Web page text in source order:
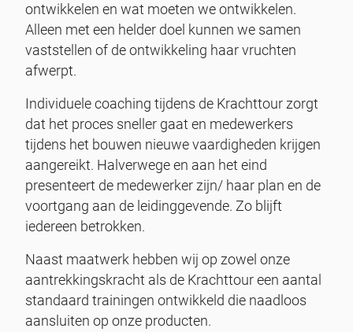
ontwikkelen en wat moeten we ontwikkelen.
Alleen met een helder doel kunnen we samen
vaststellen of de ontwikkeling haar vruchten
afwerpt.
Individuele coaching tijdens de Krachttour zorgt
dat het proces sneller gaat en medewerkers
tijdens het bouwen nieuwe vaardigheden krijgen
aangereikt. Halverwege en aan het eind
presenteert de medewerker zijn/ haar plan en de
voortgang aan de leidinggevende. Zo blijft
iedereen betrokken.
Naast maatwerk hebben wij op zowel onze
aantrekkingskracht als de Krachttour een aantal
standaard trainingen ontwikkeld die naadloos
aansluiten op onze producten.